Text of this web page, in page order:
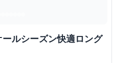
ルシーズン快適ロング